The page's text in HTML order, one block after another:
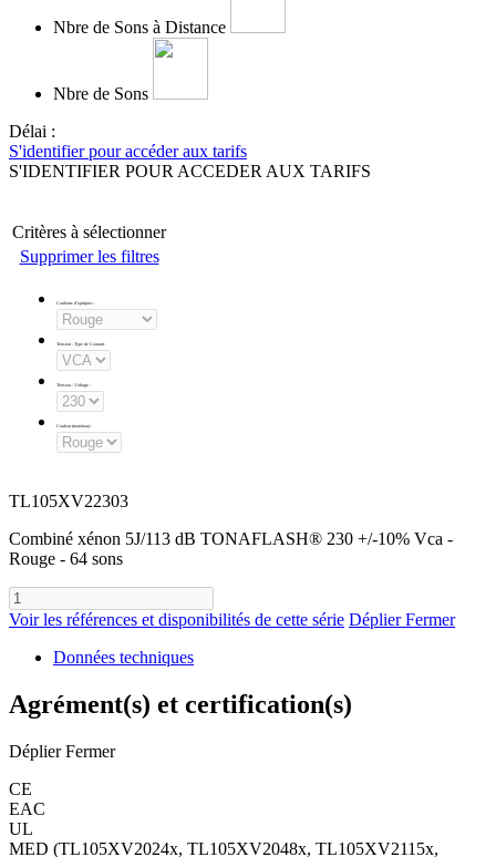
Nbre de Sons à Distance
Nbre de Sons
Délai :
S'identifier pour accéder aux tarifs
S'IDENTIFIER POUR ACCEDER AUX TARIFS
Critères à sélectionner
Supprimer les filtres
Couleurs d'optiques :
Tension - Type de Courant :
Tension - Voltage :
Couleur (matériau) :
TL105XV22303
Combiné xénon 5J/113 dB TONAFLASH® 230 +/-10% Vca -
Rouge - 64 sons
Voir les références et disponibilités de cette série Déplier Fermer
Données techniques
Agrément(s) et certification(s)
Déplier Fermer
CE
EAC
UL
MED (TL105XV2024x, TL105XV2048x, TL105XV2115x,